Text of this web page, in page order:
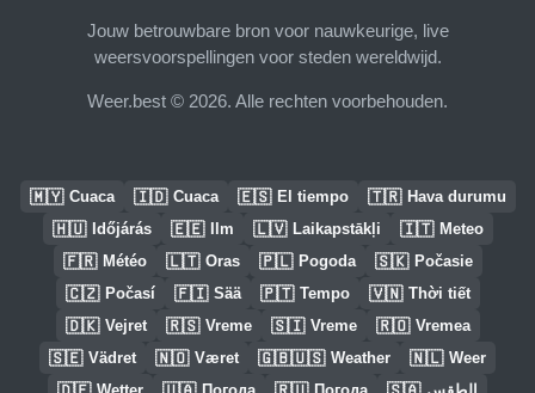
Jouw betrouwbare bron voor nauwkeurige, live
weersvoorspellingen voor steden wereldwijd.
Weer.best © 2026. Alle rechten voorbehouden.
🇲🇾 Cuaca 🇮🇩 Cuaca 🇪🇸 El tiempo 🇹🇷 Hava durumu
🇭🇺 Időjárás 🇪🇪 Ilm 🇱🇻 Laikapstākļi 🇮🇹 Meteo
🇫🇷 Météo 🇱🇹 Oras 🇵🇱 Pogoda 🇸🇰 Počasie
🇨🇿 Počasí 🇫🇮 Sää 🇵🇹 Tempo 🇻🇳 Thời tiết
🇩🇰 Vejret 🇷🇸 Vreme 🇸🇮 Vreme 🇷🇴 Vremea
🇸🇪 Vädret 🇳🇴 Været 🇬🇧🇺🇸 Weather 🇳🇱 Weer